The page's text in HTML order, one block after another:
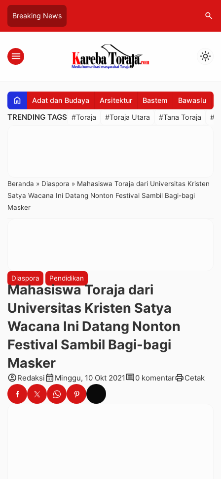
Breaking News search
menu light_mode
home Adat dan Budaya Arsitektur Bastem Bawaslu
TRENDING TAGS #Toraja #Toraja Utara #Tana Toraja
Beranda » Diaspora » Mahasiswa Toraja dari Universitas Kristen
Satya Wacana Ini Datang Nonton Festival Sambil Bagi-bagi
Masker
Diaspora Pendidikan
Mahasiswa Toraja dari
Universitas Kristen Satya
Wacana Ini Datang Nonton
Festival Sambil Bagi-bagi
Masker
account_circleRedaksicalendar_month Minggu, 10 Okt 2021comment0 komentarprintCetak